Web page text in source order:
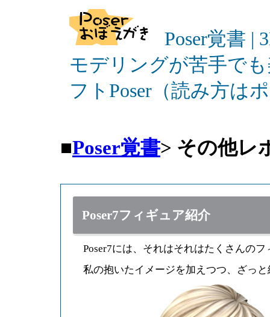
Poser覚書 |
モデリングが苦手で
フトPoser（読み方は
■Poser覚書> その他レ
Poser7フィギュア紹介
Poser7には、それはそれはたくさんのフ
私の抱いたイメージを加えつつ、ざっ